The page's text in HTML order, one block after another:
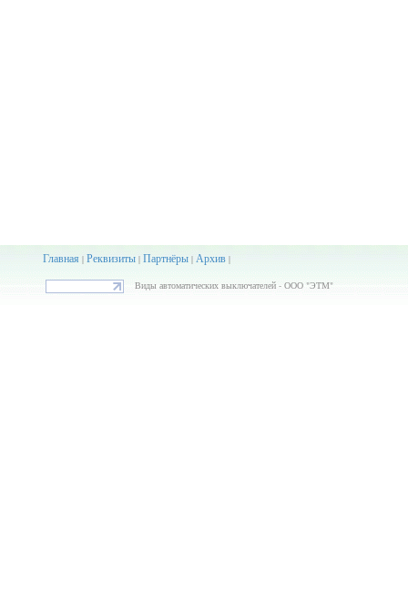
Главная| Реквизиты| Партнёры| Архив|
Виды автоматических выключателей - ООО "ЭТМ"